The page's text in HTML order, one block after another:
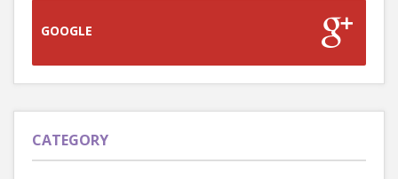
GOOGLE
CATEGORY